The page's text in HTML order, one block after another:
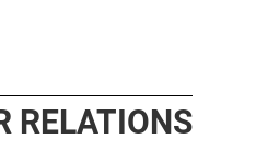
RELATIONS